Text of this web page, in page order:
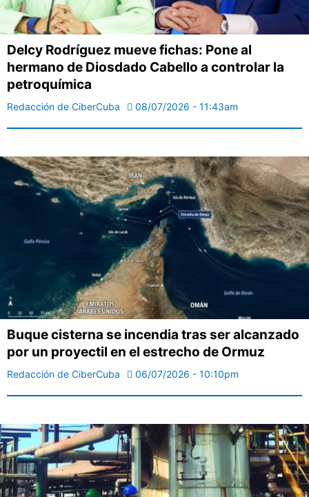
Delcy Rodríguez mueve fichas: Pone al
hermano de Diosdado Cabello a controlar la
petroquímica
Redacción de CiberCuba 08/07/2026 - 11:43am
Buque cisterna se incendia tras ser alcanzado
por un proyectil en el estrecho de Ormuz
Redacción de CiberCuba 06/07/2026 - 10:10pm